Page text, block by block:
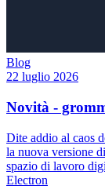
Blog
22 luglio 2026
Novità -
Dite addio al caos
la nuova versione
spazio di lavoro
Electron